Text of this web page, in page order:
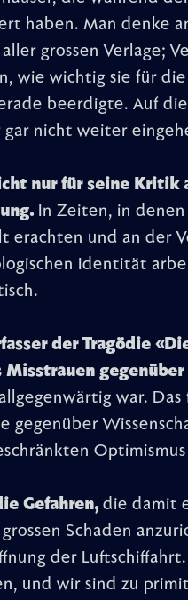
haben. Man denke
grossen Verlage;
wie wichtig sie für
beerdigte. Auf
gar nicht weiter
nur für seine Kritik
In Zeiten, in denen
erachten und an der
Identität
der Tragödie
Misstrauen
war. Das
gegenüber
Gefahren,die damit
Schaden
der
und wir sind zu